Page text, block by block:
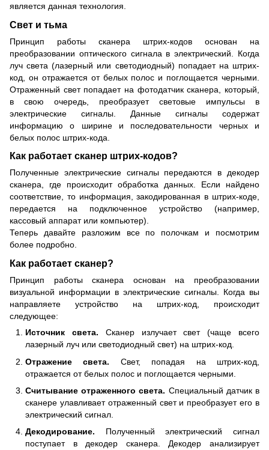
является данная технология.
Свет и тьма
Принцип работы сканера штрих-кодов основан на
преобразовании оптического сигнала в электрический. Когда
луч света (лазерный или светодиодный) попадает на штрих-
код, он отражается от белых полос и поглощается черными.
Отраженный свет попадает на фотодатчик сканера, который,
в свою очередь, преобразует световые импульсы в
электрические сигналы. Данные сигналы содержат
информацию о ширине и последовательности черных и
белых полос штрих-кода.
Как работает сканер штрих-кодов?
Полученные электрические сигналы передаются в декодер
сканера, где происходит обработка данных. Если найдено
соответствие, то информация, закодированная в штрих-коде,
передается на подключенное устройство (например,
кассовый аппарат или компьютер).
Теперь давайте разложим все по полочкам и посмотрим
более подробно.
Как работает сканер?
Принцип работы сканера основан на преобразовании
визуальной информации в электрические сигналы. Когда вы
направляете устройство на штрих-код, происходит
следующее:
Источник света. Сканер излучает свет (чаще всего
лазерный луч или светодиодный свет) на штрих-код.
Отражение света. Свет, попадая на штрих-код,
отражается от белых полос и поглощается черными.
Считывание отраженного света. Специальный датчик в
сканере улавливает отраженный свет и преобразует его в
электрический сигнал.
Декодирование. Полученный электрический сигнал
поступает в декодер сканера. Декодер анализирует